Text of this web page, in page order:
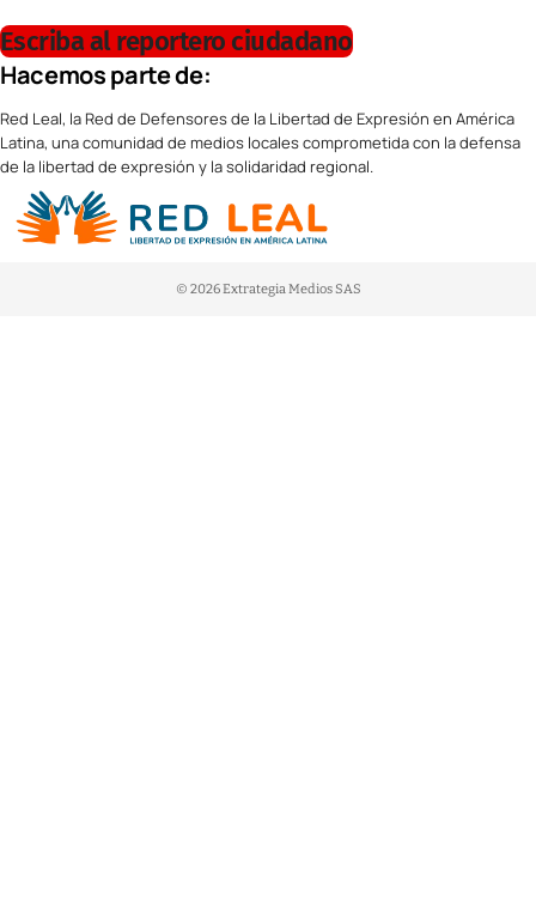
Escriba al reportero ciudadano
Hacemos parte de:
Red Leal, la Red de Defensores de la Libertad de Expresión en América
Latina, una comunidad de medios locales comprometida con la defensa
de la libertad de expresión y la solidaridad regional.
© 2026 Extrategia Medios SAS